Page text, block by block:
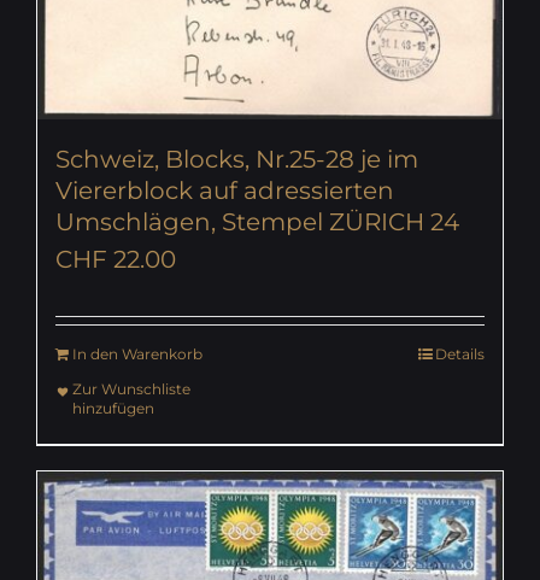
Schweiz, Blocks, Nr.25-28 je im
Viererblock auf adressierten
Umschlägen, Stempel ZÜRICH 24
CHF 22.00
In den Warenkorb
Details
Zur Wunschliste
hinzufügen